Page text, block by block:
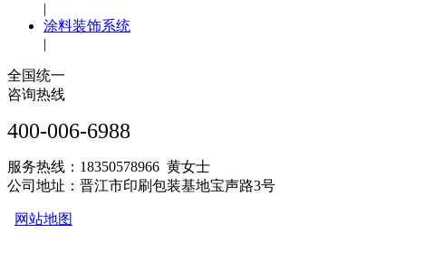
|
涂料装饰系统
|
全国统一
咨询热线
400-006-6988
服务热线：18350578966 黄女士
公司地址：晋江市印刷包装基地宝声路3号
网站地图